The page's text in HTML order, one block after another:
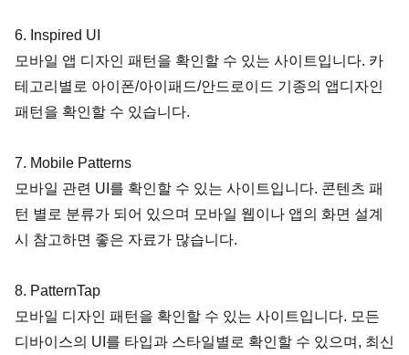
6. Inspired UI
모바일 앱 디자인 패턴을 확인할 수 있는 사이트입니다. 카
테고리별로 아이폰/아이패드/안드로이드 기종의 앱디자인
패턴을 확인할 수 있습니다.
7. Mobile Patterns
모바일 관련 UI를 확인할 수 있는 사이트입니다. 콘텐츠 패
턴 별로 분류가 되어 있으며 모바일 웹이나 앱의 화면 설계
시 참고하면 좋은 자료가 많습니다.
8. PatternTap
모바일 디자인 패턴을 확인할 수 있는 사이트입니다. 모든
디바이스의 UI를 타입과 스타일별로 확인할 수 있으며, 최신